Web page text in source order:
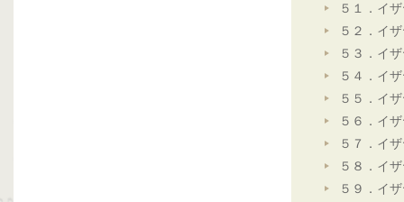
５１．イ
５２．イ
５３．イ
５４．イ
５５．イ
５６．イ
５７．イ
５８．イ
５９．イ